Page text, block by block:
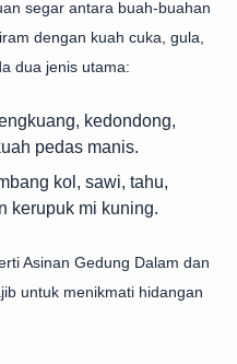
segar antara buah-buahan
dengan kuah cuka, gula,
dua jenis utama:
kedondong,
pedas manis.
kol, sawi, tahu,
kerupuk mi kuning.
Asinan Gedung Dalam dan
untuk menikmati hidangan